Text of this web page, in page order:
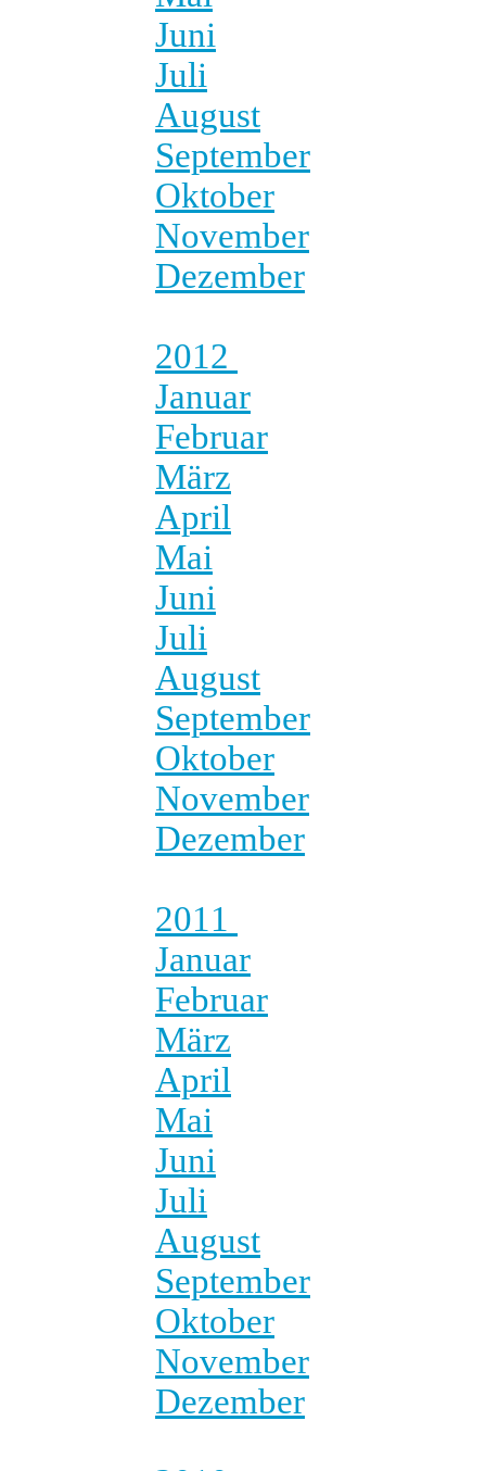
Juni
Juli
August
September
Oktober
November
Dezember
2012
Januar
Februar
März
April
Mai
Juni
Juli
August
September
Oktober
November
Dezember
2011
Januar
Februar
März
April
Mai
Juni
Juli
August
September
Oktober
November
Dezember